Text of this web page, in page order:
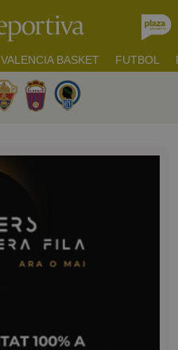
VALENCIA BASKET FUTBOL